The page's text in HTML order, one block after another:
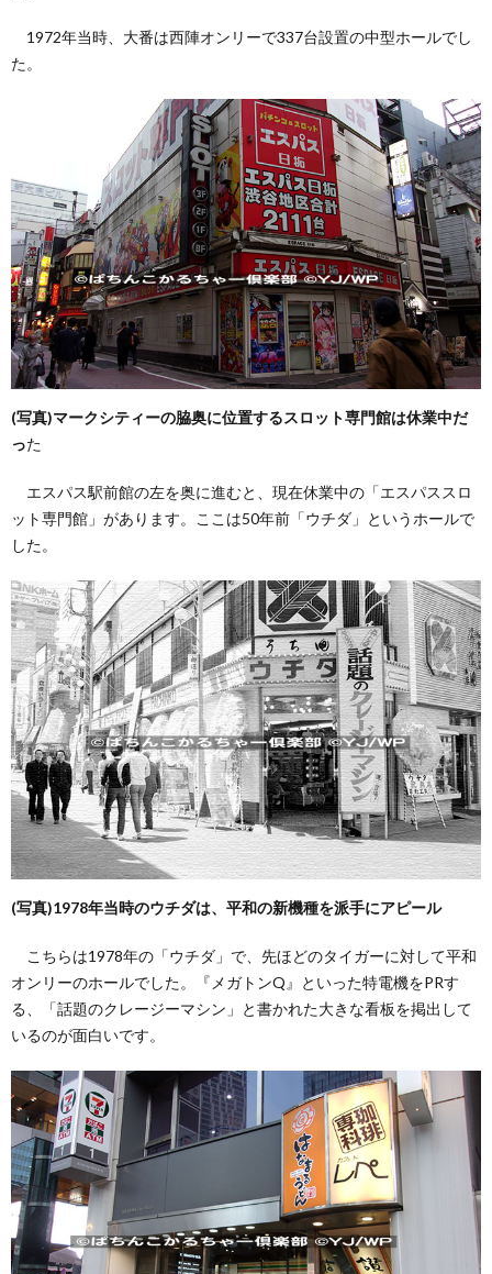
1972年当時、大番は西陣オンリーで337台設置の中型ホールでし
た。
(写真)マークシティーの脇奥に位置するスロット専門館は休業中だ
った
エスパス駅前館の左を奥に進むと、現在休業中の「エスパススロ
ット専門館」があります。ここは50年前「ウチダ」というホールで
した。
(写真)1978年当時のウチダは、平和の新機種を派手にアピール
こちらは1978年の「ウチダ」で、先ほどのタイガーに対して平和
オンリーのホールでした。『メガトンQ』といった特電機をPRす
る、「話題のクレージーマシン」と書かれた大きな看板を掲出して
いるのが面白いです。